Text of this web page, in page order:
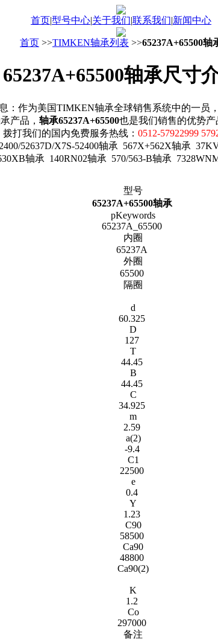
首页|型号中心|关于我们|联系我们|新闻中心
首页 >>TIMKEN轴承列表 >>65237A+65500轴
65237A+65500轴承尺寸
：作为美国TIMKEN轴承全球销售系统中的一员
产品， 轴承65237A+65500也是我们销售的优势
拨打我们的国内免费服务热线： 0512-57922999
52637D/X7S-52400轴承 567X+562X轴承
轴承 140RN02轴承 570/563-B轴承
型号
65237A+65500轴承
pKeywords
65237A_65500
内圈
65237A
外圈
65500
隔圈
d
60.325
D
127
T
44.45
B
44.45
C
34.925
m
2.59
a(2)
-9.4
C1
22500
e
0.4
Y
1.23
C90
58500
Ca90
48800
Ca90(2)
K
1.2
Co
297000
备注